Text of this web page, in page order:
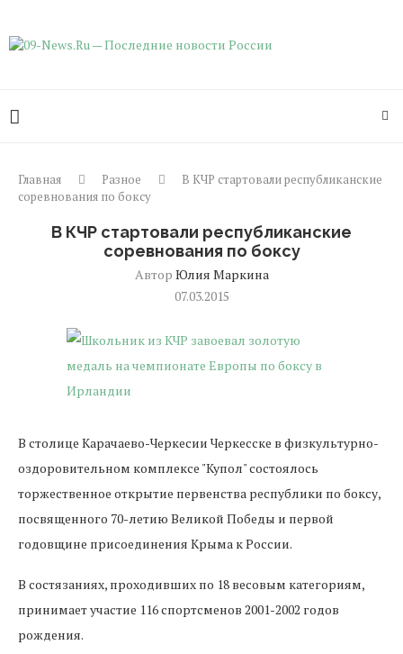
Главная Разное
В КЧР стартовали республиканские
соревнования по боксу
В КЧР стартовали республиканские
соревнования по боксу
Автор Юлия Маркина
07.03.2015
В столице Карачаево-Черкесии Черкесске в физкультурно-
оздоровительном комплексе "Купол" состоялось
торжественное открытие первенства республики по боксу,
посвященного 70-летию Великой Победы и первой
годовщине присоединения Крыма к России.
В состязаниях, проходивших по 18 весовым категориям,
принимает участие 116 спортсменов 2001-2002 годов
рождения.